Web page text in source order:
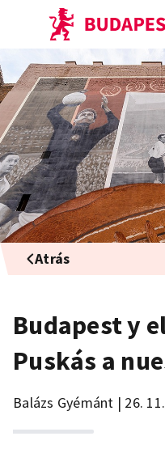
Atrás
Budapest y
Puskás a
Balázs Gyémánt | 26.